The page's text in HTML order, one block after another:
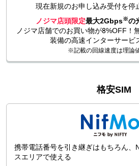
現在新規のお申し込み受付を停
ノジマ店頭限定最大2Gbps※の
ノジマ店舗でのお買い物が8%OFF！
装備の高速インターサービ
※記載の回線速度は理論
格安SIM
携帯電話番号を引き継ぎはもちろん、
スエリアで使える